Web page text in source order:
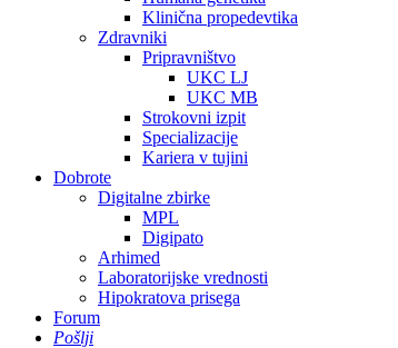
Klinična propedevtika
Zdravniki
Pripravništvo
UKC LJ
UKC MB
Strokovni izpit
Specializacije
Kariera v tujini
Dobrote
Digitalne zbirke
MPL
Digipato
Arhimed
Laboratorijske vrednosti
Hipokratova prisega
Forum
Pošlji